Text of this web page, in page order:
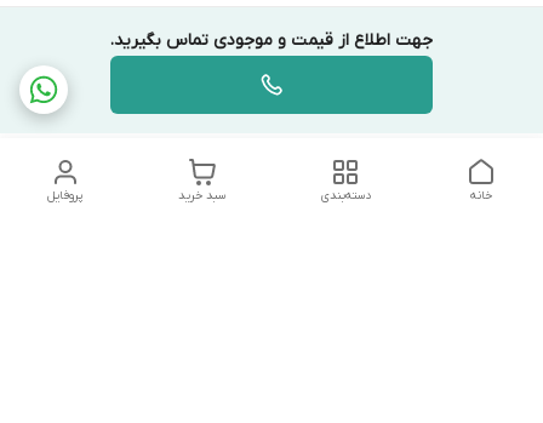
جهت اطلاع از قیمت و موجودی تماس بگیرید.
پروفایل سبد خرید دسته‌بندی خانه